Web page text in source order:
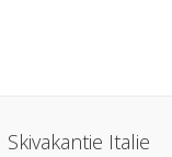
Skivakantie Italie